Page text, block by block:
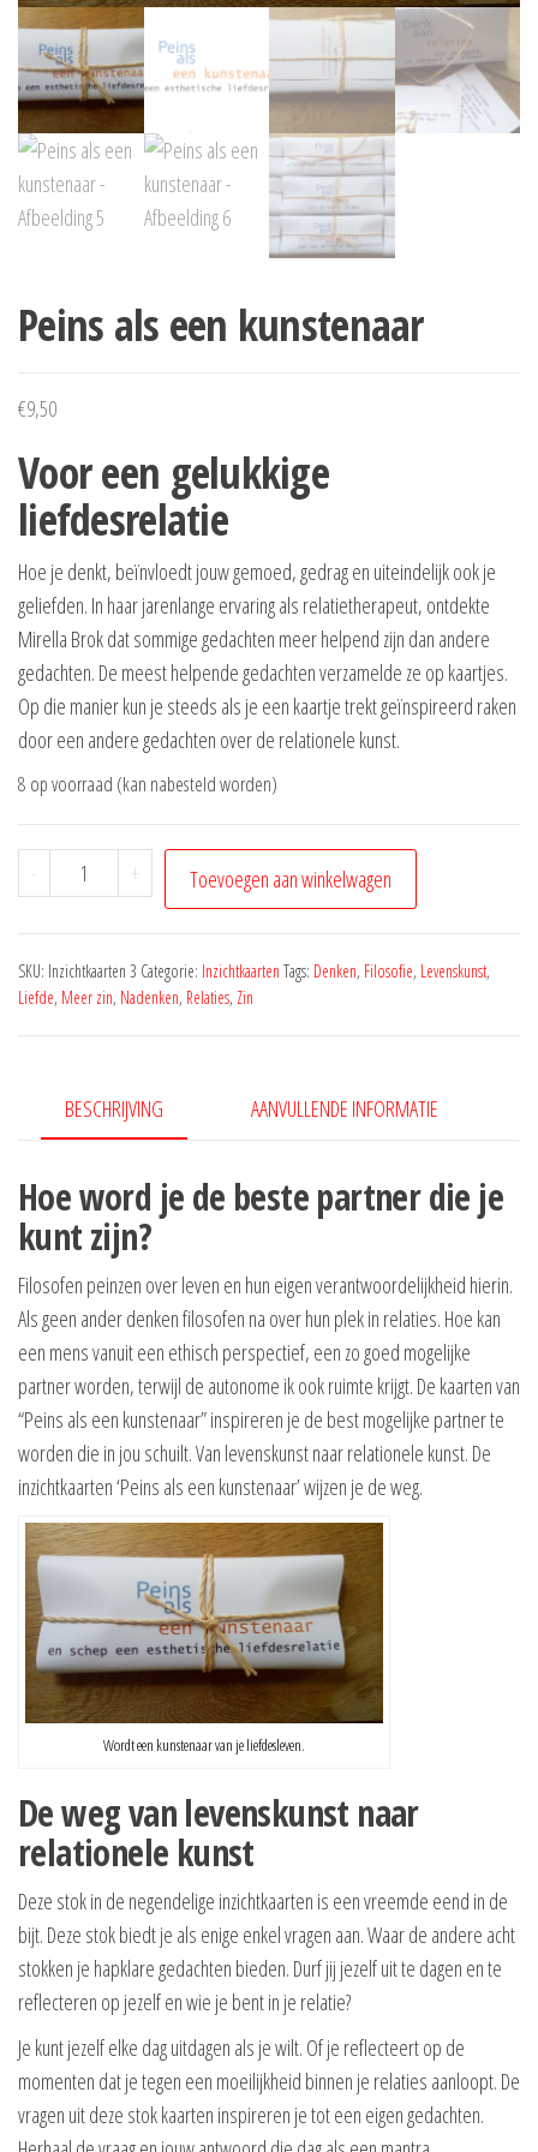
Peins als een kunstenaar
€9,50
Voor een gelukkige
liefdesrelatie
Hoe je denkt, beïnvloedt jouw gemoed, gedrag en uiteindelijk ook je
geliefden. In haar jarenlange ervaring als relatietherapeut, ontdekte
Mirella Brok dat sommige gedachten meer helpend zijn dan andere
gedachten. De meest helpende gedachten verzamelde ze op kaartjes.
Op die manier kun je steeds als je een kaartje trekt geïnspireerd raken
door een andere gedachten over de relationele kunst.
8 op voorraad (kan nabesteld worden)
-
Peins
als
kunstenaar
aantal
+ Toevoegen aan winkelwagen
SKU: Inzichtkaarten 3 Categorie: Inzichtkaarten Tags: Denken, Filosofie, Levenskunst,
Liefde, Meer zin, Nadenken, Relaties, Zin
BESCHRIJVING AANVULLENDE INFORMATIE
Hoe word je de beste partner die je
kunt zijn?
Filosofen peinzen over leven en hun eigen verantwoordelijkheid hierin.
Als geen ander denken filosofen na over hun plek in relaties. Hoe kan
een mens vanuit een ethisch perspectief, een zo goed mogelijke
partner worden, terwijl de autonome ik ook ruimte krijgt. De kaarten van
“Peins als een kunstenaar” inspireren je de best mogelijke partner te
worden die in jou schuilt. Van levenskunst naar relationele kunst. De
inzichtkaarten ‘Peins als een kunstenaar’ wijzen je de weg.
Wordt een kunstenaar van je liefdesleven.
De weg van levenskunst naar
relationele kunst
Deze stok in de negendelige inzichtkaarten is een vreemde eend in de
bijt. Deze stok biedt je als enige enkel vragen aan. Waar de andere acht
stokken je hapklare gedachten bieden. Durf jij jezelf uit te dagen en te
reflecteren op jezelf en wie je bent in je relatie?
Je kunt jezelf elke dag uitdagen als je wilt. Of je reflecteert op de
momenten dat je tegen een moeilijkheid binnen je relaties aanloopt. De
vragen uit deze stok kaarten inspireren je tot een eigen gedachten.